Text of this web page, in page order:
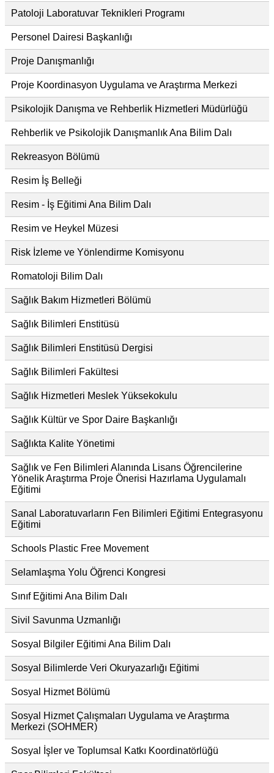
Patoloji Laboratuvar Teknikleri Programı
Personel Dairesi Başkanlığı
Proje Danışmanlığı
Proje Koordinasyon Uygulama ve Araştırma Merkezi
Psikolojik Danışma ve Rehberlik Hizmetleri Müdürlüğü
Rehberlik ve Psikolojik Danışmanlık Ana Bilim Dalı
Rekreasyon Bölümü
Resim İş Belleği
Resim - İş Eğitimi Ana Bilim Dalı
Resim ve Heykel Müzesi
Risk İzleme ve Yönlendirme Komisyonu
Romatoloji Bilim Dalı
Sağlık Bakım Hizmetleri Bölümü
Sağlık Bilimleri Enstitüsü
Sağlık Bilimleri Enstitüsü Dergisi
Sağlık Bilimleri Fakültesi
Sağlık Hizmetleri Meslek Yüksekokulu
Sağlık Kültür ve Spor Daire Başkanlığı
Sağlıkta Kalite Yönetimi
Sağlık ve Fen Bilimleri Alanında Lisans Öğrencilerine
Yönelik Araştırma Proje Önerisi Hazırlama Uygulamalı
Eğitimi
Sanal Laboratuvarların Fen Bilimleri Eğitimi Entegrasyonu
Eğitimi
Schools Plastic Free Movement
Selamlaşma Yolu Öğrenci Kongresi
Sınıf Eğitimi Ana Bilim Dalı
Sivil Savunma Uzmanlığı
Sosyal Bilgiler Eğitimi Ana Bilim Dalı
Sosyal Bilimlerde Veri Okuryazarlığı Eğitimi
Sosyal Hizmet Bölümü
Sosyal Hizmet Çalışmaları Uygulama ve Araştırma
Merkezi (SOHMER)
Sosyal İşler ve Toplumsal Katkı Koordinatörlüğü